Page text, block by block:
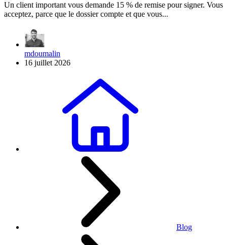
Un client important vous demande 15 % de remise pour signer. Vous
acceptez, parce que le dossier compte et que vous...
mdoumalin
16 juillet 2026
Blog